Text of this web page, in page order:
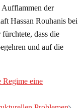
Aufflammen der
Hassan Rouhanis bei
dass die
und auf die
Regime eine